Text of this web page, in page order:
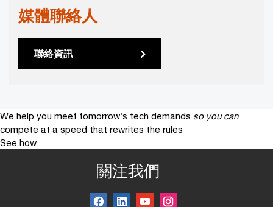
媒體聯絡人
聯絡資訊
We help you meet tomorrow’s tech demands so you can
compete at a speed that rewrites the rules
See how
關注我們